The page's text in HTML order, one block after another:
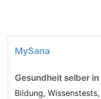
MySana
Gesundheit selber
Bildung,